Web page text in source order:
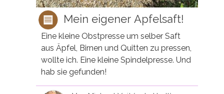
Mein eigener Apfelsaft!
Eine kleine Obstpresse um selber Saft
aus Äpfel, Birnen und Quitten zu pressen,
wollte ich. Eine kleine Spindelpresse. Und
hab sie gefunden!